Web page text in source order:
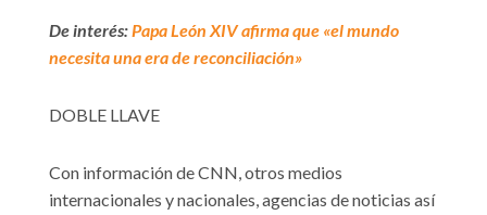
De interés:Papa León XIV afirma que «el mundo
necesita una era de reconciliación»
DOBLE LLAVE
Con información de CNN, otros medios
internacionales y nacionales, agencias de noticias así